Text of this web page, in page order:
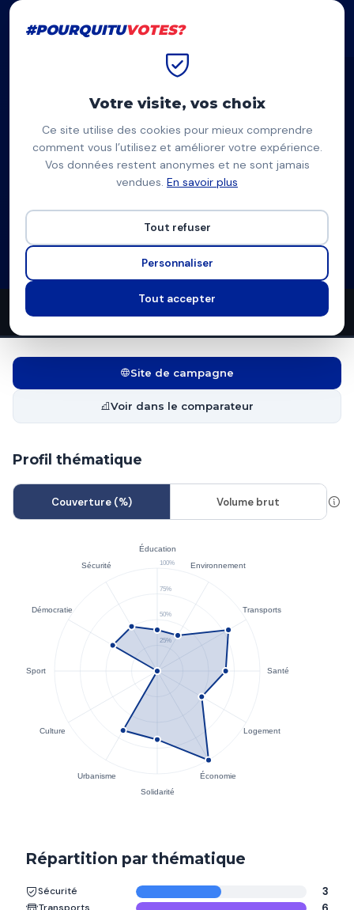
#POURQUITUVOTES?
YP
Yves Pagès
Liste du Rassemblement National
33propositions10thèmes couverts10candidats en lice
Site de campagne
Voir dans le comparateur
Profil thématique
Couverture (%) Volume brut
Répartition par thématique
Sécurité 3
#POURQUITUVOTES?
Votre visite, vos choix
Ce site utilise des cookies pour mieux comprendre
comment vous l’utilisez et améliorer votre expérience.
Vos données restent anonymes et ne sont jamais
vendues. En savoir plus
Tout refuser
Personnaliser
Tout accepter